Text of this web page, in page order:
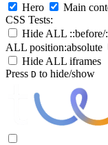
Hero
Main
CSS Tests:
Hide ALL ::before/
ALL position:absolute
Hide ALL iframes
Press D to hide/show